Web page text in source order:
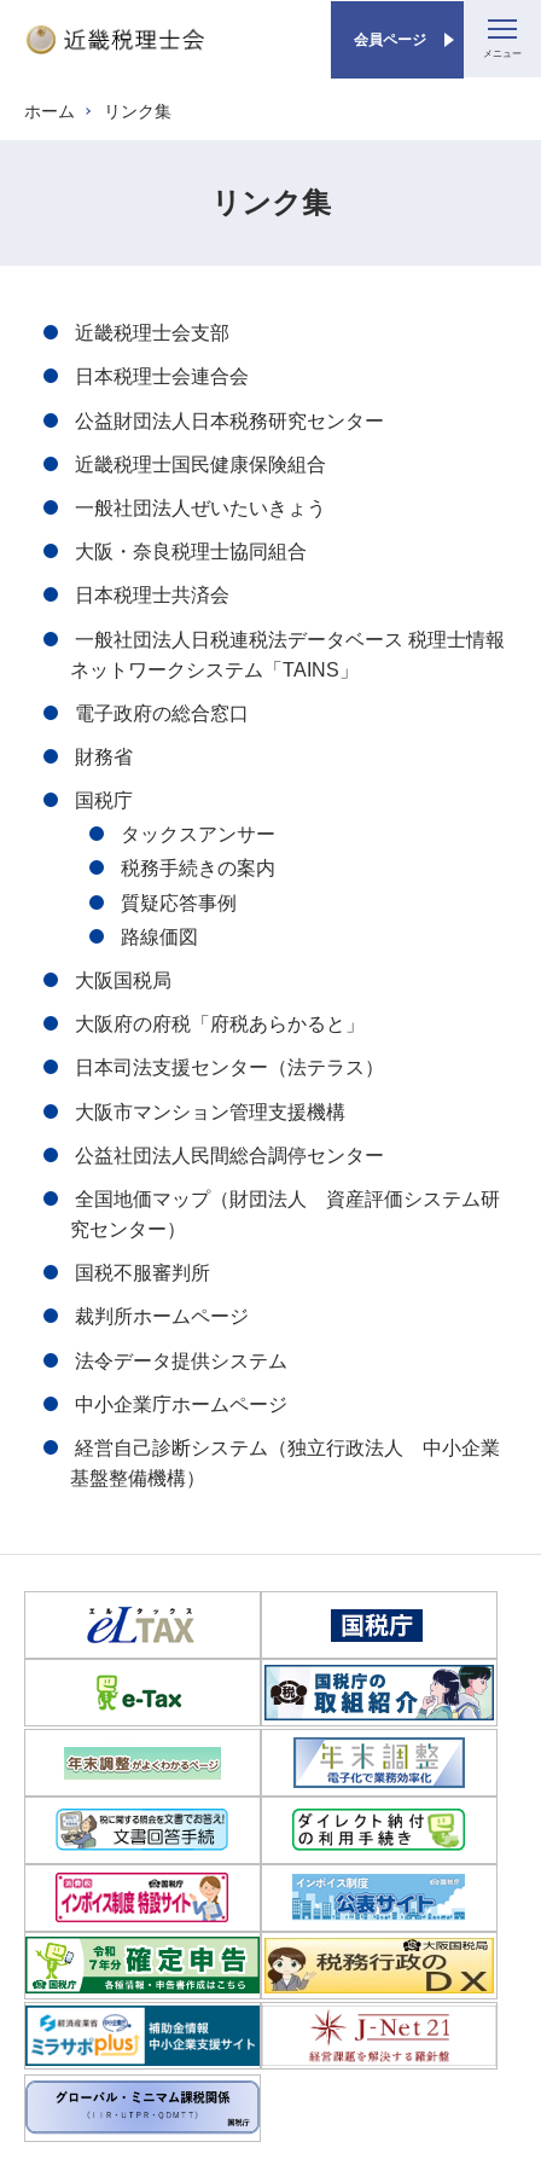
会員ページ
パンくず
ホーム リンク集
リンク集
リ
ン
集
近畿税理士会支部
日本税理士会連合会
公益財団法人日本税務研究センター
近畿税理士国民健康保険組合
一般社団法人ぜいたいきょう
大阪・奈良税理士協同組合
日本税理士共済会
一般社団法人日税連税法データベース 税理士情報
ネットワークシステム「TAINS」
電子政府の総合窓口
財務省
国税庁
タックスアンサー
税務手続きの案内
質疑応答事例
路線価図
大阪国税局
大阪府の府税「府税あらかると」
日本司法支援センター（法テラス）
大阪市マンション管理支援機構
公益社団法人民間総合調停センター
全国地価マップ（財団法人 資産評価システム研
究センター）
国税不服審判所
裁判所ホームページ
法令データ提供システム
中小企業庁ホームページ
経営自己診断システム（独立行政法人 中小企業
基盤整備機構）